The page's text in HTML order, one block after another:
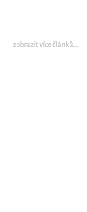
zobrazit více článků...